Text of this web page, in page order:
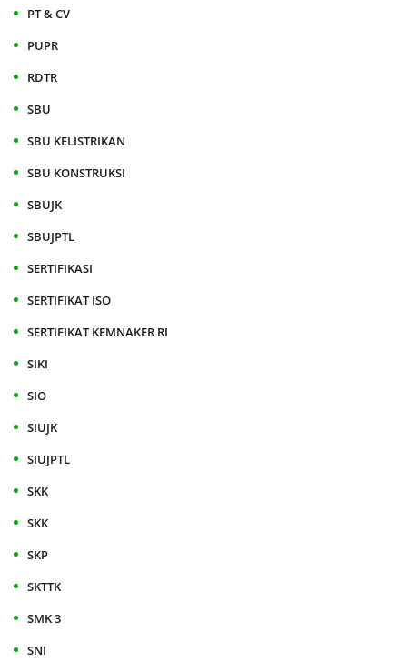
PT & CV
PUPR
RDTR
SBU
SBU KELISTRIKAN
SBU KONSTRUKSI
SBUJK
SBUJPTL
SERTIFIKASI
SERTIFIKAT ISO
SERTIFIKAT KEMNAKER RI
SIKI
SIO
SIUJK
SIUJPTL
SKK
SKK
SKP
SKTTK
SMK 3
SNI